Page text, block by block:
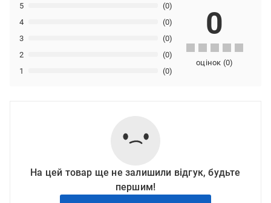
1 (0)
2 (0)
3 (0)
4 (0)
5 (0)
0
оцінок (0)
На цей товар ще не залишили відгук, будьте
першим!